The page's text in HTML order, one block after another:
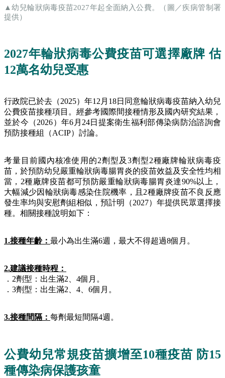
▲幼兒輪狀病毒疫苗2027年起全面納入公費。（圖／疾病管制署
提供）
2027年輪狀病毒公費疫苗可選擇廠牌 估
12萬名幼兒受惠
行政院已於去（2025）年12月18日同意輪狀病毒疫苗納入幼兒
公費疫苗接種項目。經參考國際間接種情形及國內研究結果，
並於今（2026）年6月24日提案衛生福利部傳染病防治諮詢會
預防接種組（ACIP）討論。
考量目前國內核准使用的2劑型及3劑型2種廠牌輪狀病毒疫
苗，於預防幼兒嚴重輪狀病毒腸胃炎的疫苗效益及安全性均相
當，2種廠牌疫苗都可預防嚴重輪狀病毒腸胃炎達90%以上，
大幅減少因輪狀病毒感染住院機率，且2種廠牌疫苗不良反應
發生率均與安慰劑組相似，預計明（2027）年提供民眾選擇接
種。相關接種說明如下：
1.接種年齡： 最小為出生滿6週，最大不得超過8個月。
2.建議接種時程：
．2劑型：出生滿2、4個月。
．3劑型：出生滿2、4、6個月。
3.接種間隔： 每劑最短間隔4週。
公費幼兒常規疫苗擴增至10種疫苗 防15
種傳染病保護孩童